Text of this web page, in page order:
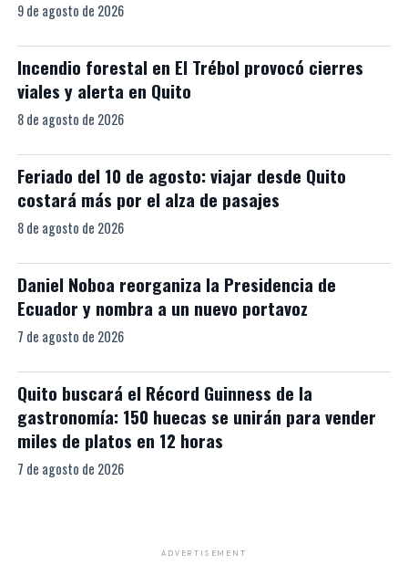
9 de agosto de 2026
Incendio forestal en El Trébol provocó cierres
viales y alerta en Quito
8 de agosto de 2026
Feriado del 10 de agosto: viajar desde Quito
costará más por el alza de pasajes
8 de agosto de 2026
Daniel Noboa reorganiza la Presidencia de
Ecuador y nombra a un nuevo portavoz
7 de agosto de 2026
Quito buscará el Récord Guinness de la
gastronomía: 150 huecas se unirán para vender
miles de platos en 12 horas
7 de agosto de 2026
ADVERTISEMENT